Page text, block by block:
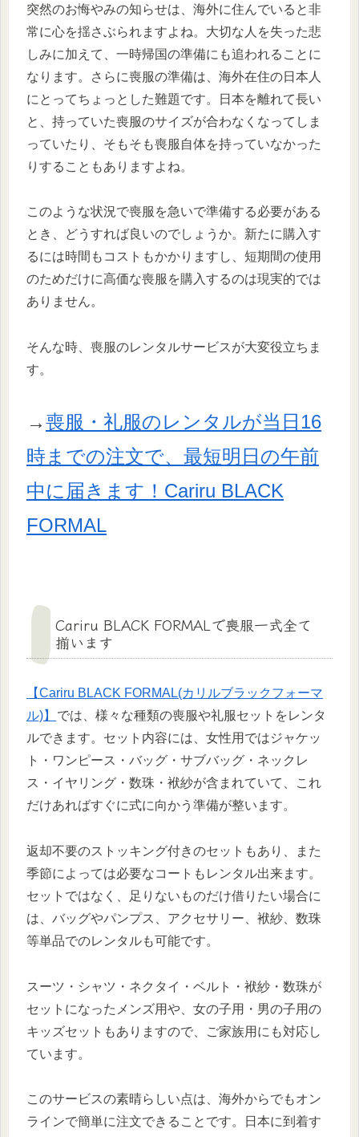
突然のお悔やみの知らせは、海外に住んでいると非
常に心を揺さぶられますよね。大切な人を失った悲
しみに加えて、一時帰国の準備にも追われることに
なります。さらに喪服の準備は、海外在住の日本人
にとってちょっとした難題です。日本を離れて長い
と、持っていた喪服のサイズが合わなくなってしま
っていたり、そもそも喪服自体を持っていなかった
りすることもありますよね。
このような状況で喪服を急いで準備する必要がある
とき、どうすれば良いのでしょうか。新たに購入す
るには時間もコストもかかりますし、短期間の使用
のためだけに高価な喪服を購入するのは現実的では
ありません。
そんな時、喪服のレンタルサービスが大変役立ちま
す。
→喪服・礼服のレンタルが当日16
時までの注文で、最短明日の午前
中に届きます！Cariru BLACK
FORMAL
Cariru BLACK FORMALで喪服一式全て
揃います
【Cariru BLACK FORMAL(カリルブラックフォーマ
ル)】
では、様々な種類の喪服や礼服セットをレンタ
ルできます。セット内容には、女性用ではジャケッ
ト・ワンピース・バッグ・サブバッグ・ネックレ
ス・イヤリング・数珠・袱紗が含まれていて、これ
だけあればすぐに式に向かう準備が整います。
返却不要のストッキング付きのセットもあり、また
季節によっては必要なコートもレンタル出来ます。
セットではなく、足りないものだけ借りたい場合に
は、バッグやパンプス、アクセサリー、袱紗、数珠
等単品でのレンタルも可能です。
スーツ・シャツ・ネクタイ・ベルト・袱紗・数珠が
セットになったメンズ用や、女の子用・男の子用の
キッズセットもありますので、ご家族用にも対応し
ています。
このサービスの素晴らしい点は、海外からでもオン
ラインで簡単に注文できることです。日本に到着す